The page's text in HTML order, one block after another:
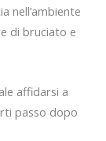
nell’ambiente
di bruciato e
affidarsi a
passo dopo